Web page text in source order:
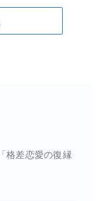
格差恋愛の復縁